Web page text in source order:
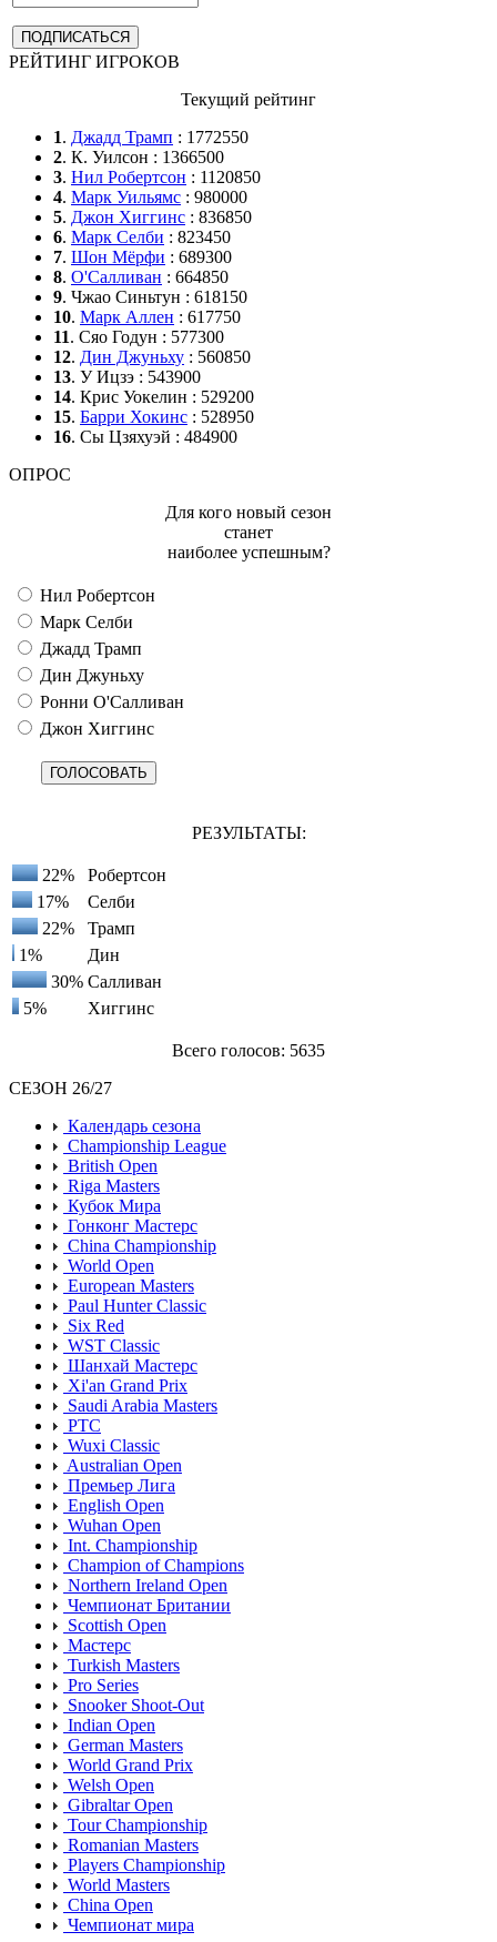
РЕЙТИНГ ИГРОКОВ
Текущий рейтинг
1. Джадд Трамп : 1772550
2. К. Уилсон : 1366500
3. Нил Робертсон : 1120850
4. Марк Уильямс : 980000
5. Джон Хиггинс : 836850
6. Марк Селби : 823450
7. Шон Мёрфи : 689300
8. О'Салливан : 664850
9. Чжао Синьтун : 618150
10. Марк Аллен : 617750
11. Сяо Годун : 577300
12. Дин Джуньху : 560850
13. У Ицзэ : 543900
14. Крис Уокелин : 529200
15. Барри Хокинс : 528950
16. Сы Цзяхуэй : 484900
ОПРОС
Для кого новый сезон
станет
наиболее успешным?
Нил Робертсон
Марк Селби
Джадд Трамп
Дин Джуньху
Ронни О'Салливан
Джон Хиггинс
РЕЗУЛЬТАТЫ:
22%
Робертсон
17%
Селби
22%
Трамп
1%
Дин
30% Салливан
5%
Хиггинс
Всего голосов: 5635
СЕЗОН 26/27
Календарь сезона
Championship League
British Open
Riga Masters
Кубок Мира
Гонконг Мастерс
China Championship
World Open
European Masters
Paul Hunter Classic
Six Red
WST Classic
Шанхай Мастерс
Xi'an Grand Prix
Saudi Arabia Masters
PTC
Wuxi Classic
Australian Open
Премьер Лига
English Open
Wuhan Open
Int. Championship
Champion of Champions
Northern Ireland Open
Чемпионат Британии
Scottish Open
Мастерс
Turkish Masters
Pro Series
Snooker Shoot-Out
Indian Open
German Masters
World Grand Prix
Welsh Open
Gibraltar Open
Tour Championship
Romanian Masters
Players Championship
World Masters
China Open
Чемпионат мира